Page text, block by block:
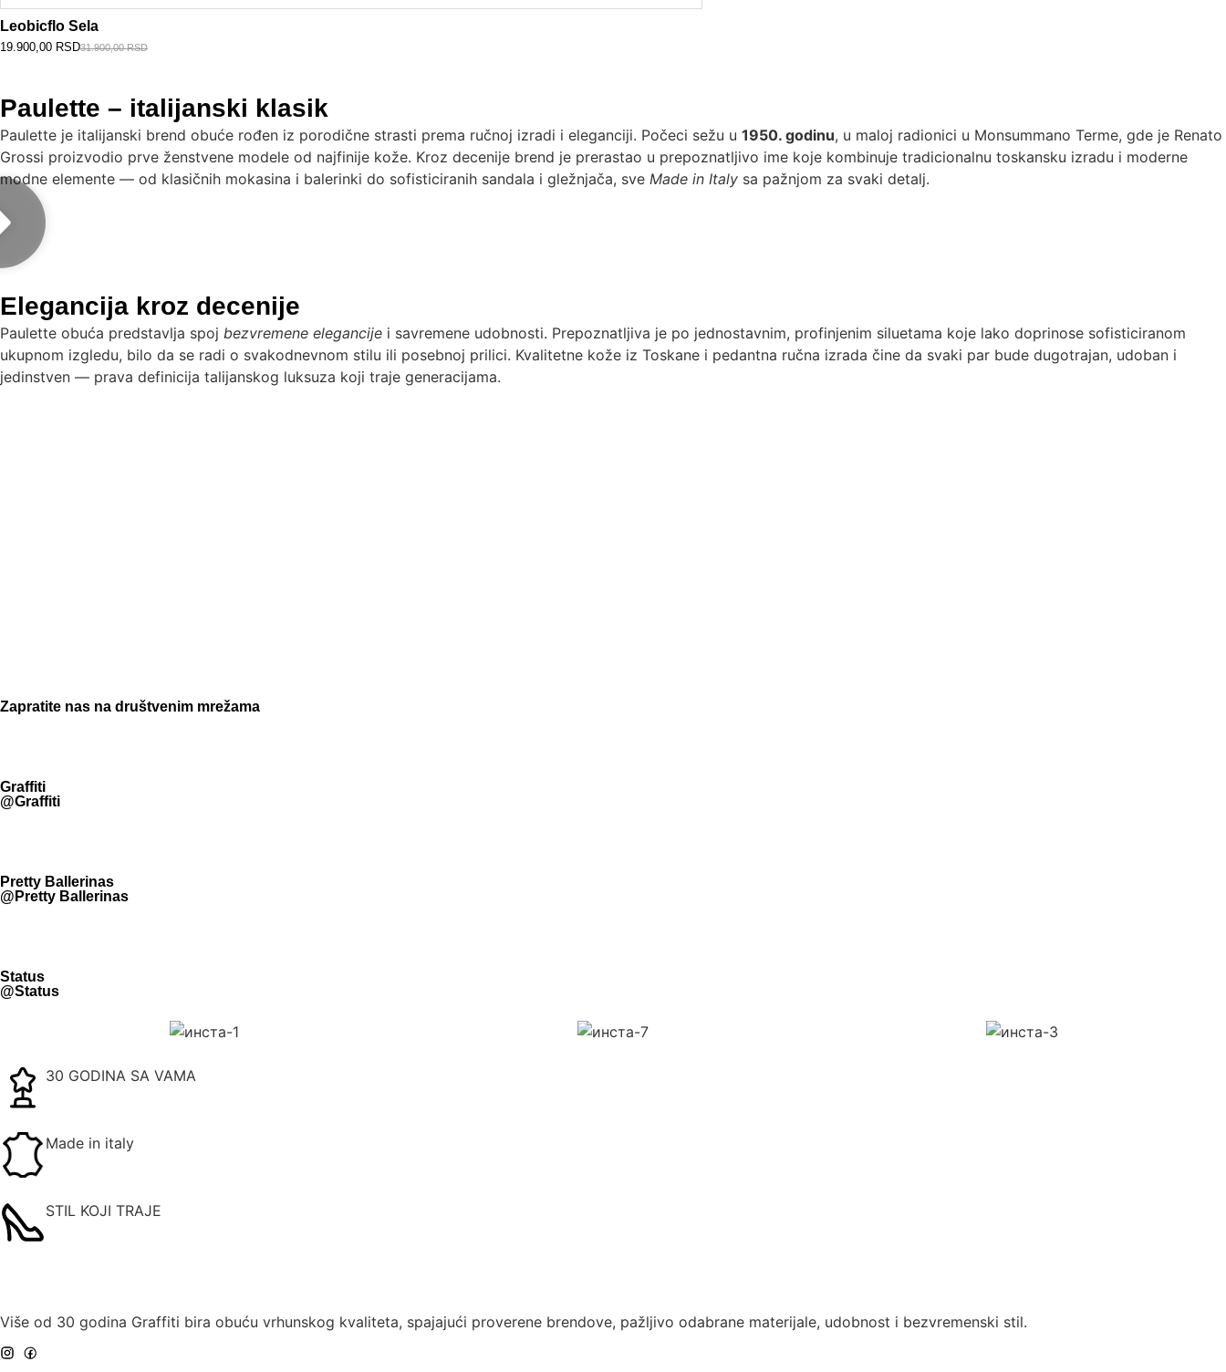
Leobicflo Sela
31.900,00RSD
19.900,00 RSD
Paulette – italijanski klasik
Paulette je italijanski brend obuće rođen iz porodične strasti prema ručnoj izradi i eleganciji. Počeci sežu u 1950. godinu, u maloj radionici u Monsummano Terme, gde je Renato
Grossi proizvodio prve ženstvene modele od najfinije kože. Kroz decenije brend je prerastao u prepoznatljivo ime koje kombinuje tradicionalnu toskansku izradu i moderne
modne elemente — od klasičnih mokasina i balerinki do sofisticiranih sandala i gležnjača, sve Made in Italy sa pažnjom za svaki detalj.
Elegancija kroz decenije
Paulette obuća predstavlja spoj bezvremene elegancije i savremene udobnosti. Prepoznatljiva je po jednostavnim, profinjenim siluetama koje lako doprinose sofisticiranom
ukupnom izgledu, bilo da se radi o svakodnevnom stilu ili posebnoj prilici. Kvalitetne kože iz Toskane i pedantna ručna izrada čine da svaki par bude dugotrajan, udoban i
jedinstven — prava definicija talijanskog luksuza koji traje generacijama.
Zapratite nas na društvenim mrežama
Graffiti
@Graffiti
Pretty Ballerinas
@Pretty Ballerinas
Status
@Status
30 GODINA SA VAMA
Made in italy
STIL KOJI TRAJE
Više od 30 godina Graffiti bira obuću vrhunskog kvaliteta, spajajući proverene brendove, pažljivo odabrane materijale, udobnost i bezvremenski stil.